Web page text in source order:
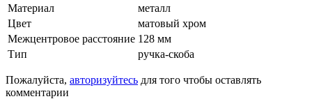
Материал
металл
Цвет
матовый хром
Межцентровое расстояние 128 мм
Тип
ручка-скоба
Пожалуйста, авторизуйтесь для того чтобы оставлять
комментарии